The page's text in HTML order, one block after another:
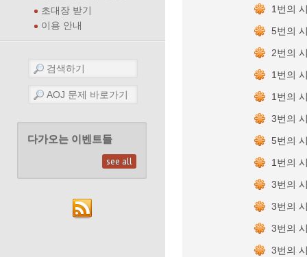
초대장 받기
이용 안내
다가오는 이벤트들
see all
1번의
5번의
2번의
1번의
1번의
3번의
5번의
1번의
3번의
3번의
3번의
3번의